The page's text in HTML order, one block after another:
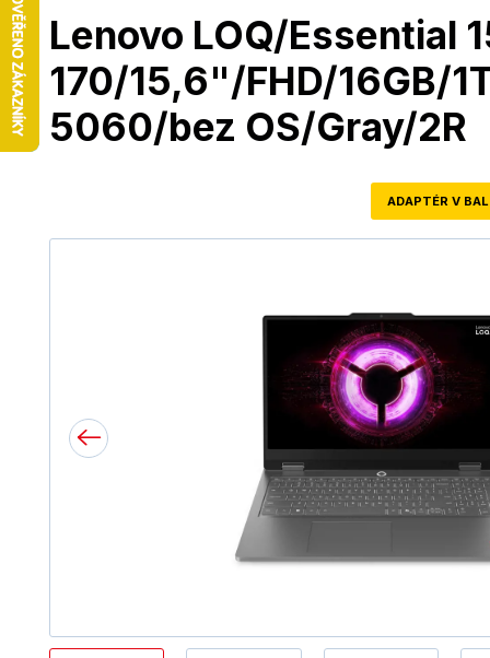
Lenovo LOQ/Essential
170/15,6"/FHD/16GB/
5060/bez OS/Gray/2R
ADAPTÉR V